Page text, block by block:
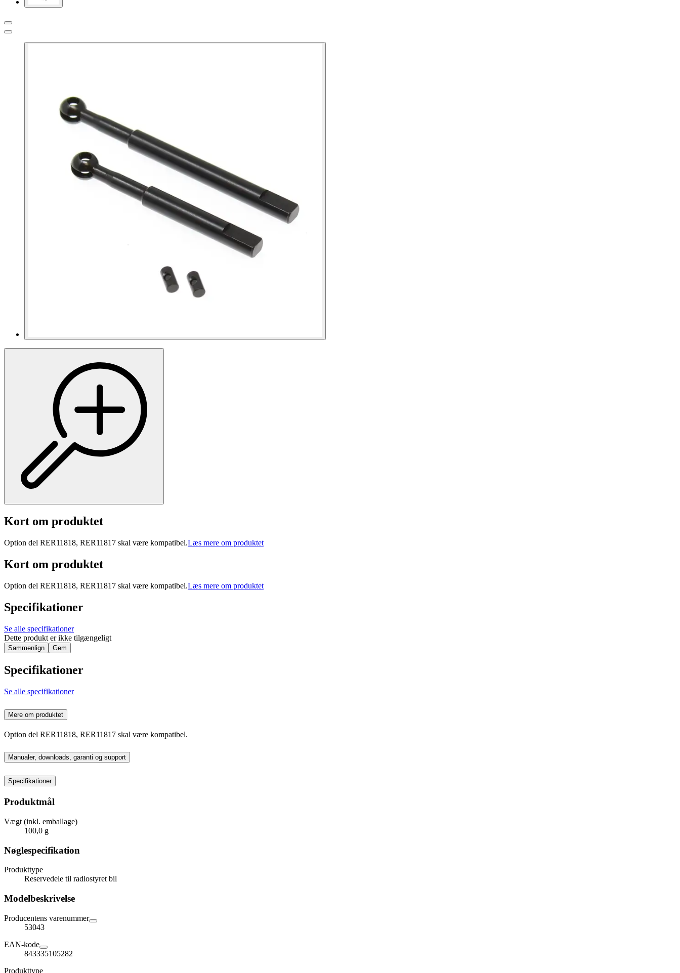
Kort om produktet
Option del RER11818, RER11817 skal være kompatibel.Læs mere om produktet
Kort om produktet
Option del RER11818, RER11817 skal være kompatibel.Læs mere om produktet
Specifikationer
Se alle specifikationer
Dette produkt er ikke tilgængeligt
Sammenlign Gem
Specifikationer
Se alle specifikationer
Mere om produktet
Option del RER11818, RER11817 skal være kompatibel.
Manualer, downloads, garanti og support
Specifikationer
Produktmål
Vægt (inkl. emballage)
100,0 g
Nøglespecifikation
Produkttype
Reservedele til radiostyret bil
Modelbeskrivelse
Producentens varenummer
53043
EAN-kode
843335105282
Produkttype